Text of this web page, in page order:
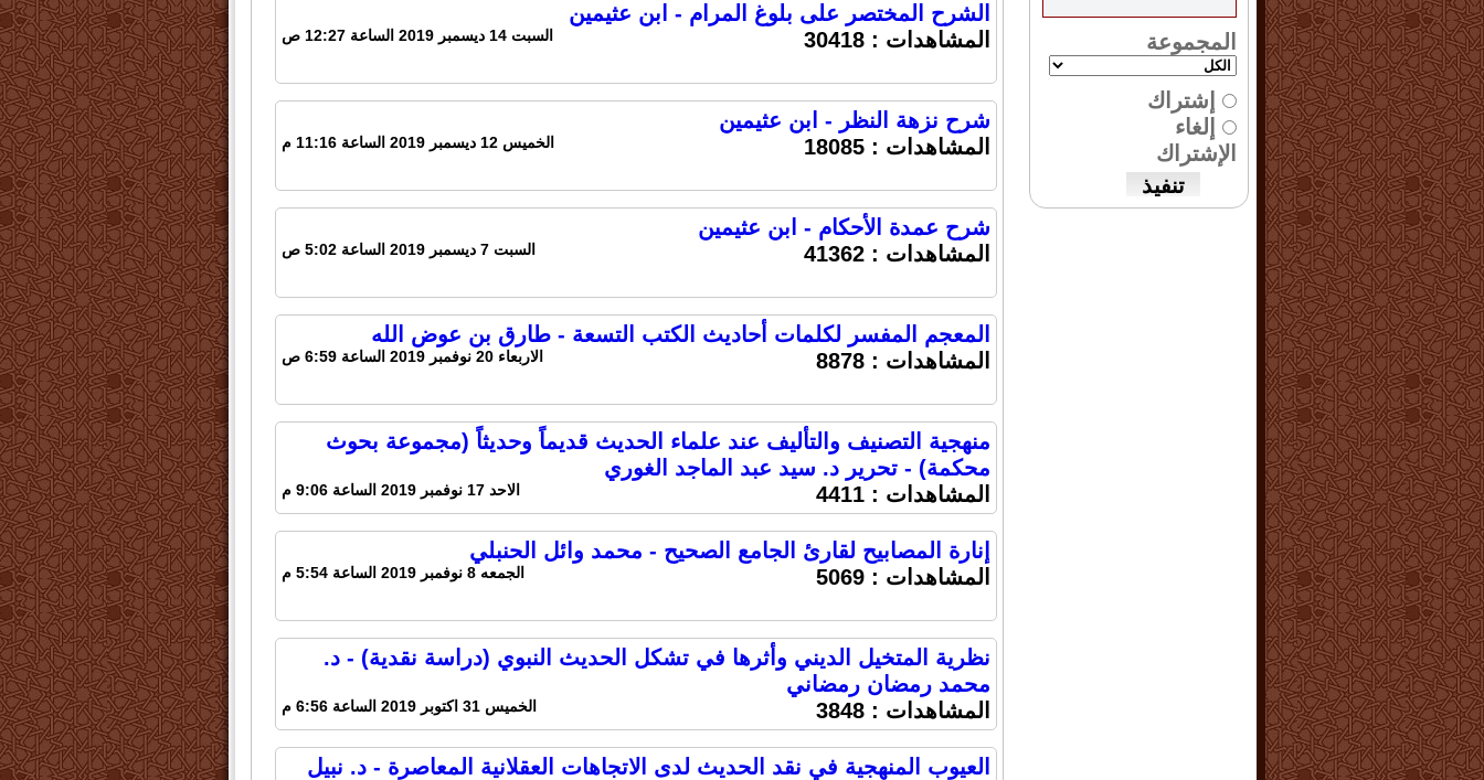
المجموعة
إشتراك
إلغاء
الإشتراك
الشرح المختصر على بلوغ المرام - ابن عثيمين
المشاهدات :30418 السبت 14 ديسمبر 2019 الساعة 12:27 ص
شرح نزهة النظر - ابن عثيمين
المشاهدات :18085 الخميس 12 ديسمبر 2019 الساعة 11:16 م
شرح عمدة الأحكام - ابن عثيمين
المشاهدات :41362 السبت 7 ديسمبر 2019 الساعة 5:02 ص
المعجم المفسر لكلمات أحاديث الكتب التسعة - طارق بن عوض الله
المشاهدات :8878 الاربعاء 20 نوفمبر 2019 الساعة 6:59 ص
منهجية التصنيف والتأليف عند علماء الحديث قديماً وحديثاً (مجموعة بحوث
محكمة) - تحرير د. سيد عبد الماجد الغوري
المشاهدات :4411 الاحد 17 نوفمبر 2019 الساعة 9:06 م
إنارة المصابيح لقارئ الجامع الصحيح - محمد وائل الحنبلي
المشاهدات :5069 الجمعه 8 نوفمبر 2019 الساعة 5:54 م
نظرية المتخيل الديني وأثرها في تشكل الحديث النبوي (دراسة نقدية) - د.
محمد رمضان رمضاني
المشاهدات :3848 الخميس 31 اكتوبر 2019 الساعة 6:56 م
العيوب المنهجية في نقد الحديث لدى الاتجاهات العقلانية المعاصرة - د. نبيل